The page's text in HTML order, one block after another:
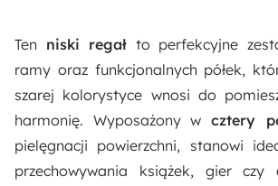
Akcja specjalna:
Nowość
Materiał główny:
Melaminowana płyta wiórowa
Ten niski regał to perfekcyjne
ramy oraz funkcjonalnych półek,
szarej kolorystyce wnosi do
harmonię. Wyposażony wcztery
pielęgnacji powierzchni, stanowi
przechowywania książek, gier czy